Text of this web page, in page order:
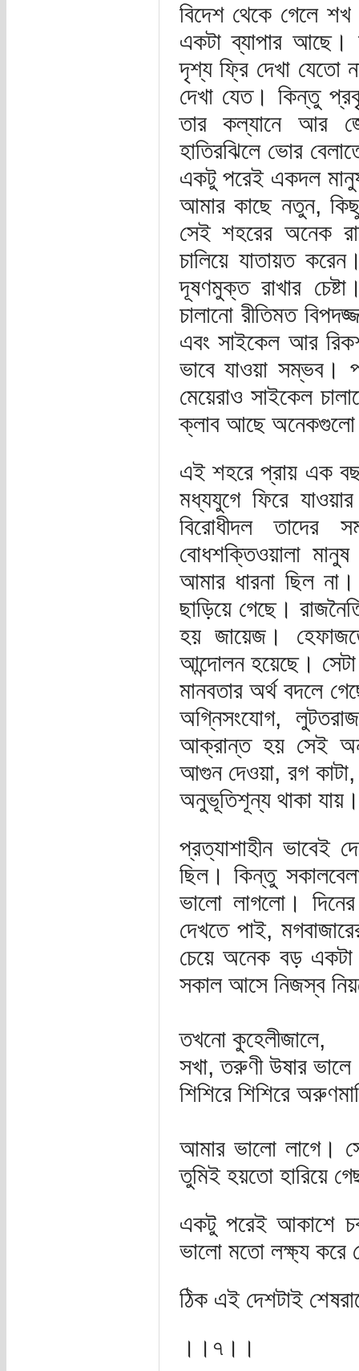
বিদেশ থেকে গেলে
একটা ব্যাপার আছে।
দৃশ্য ফ্রি দেখা যেতো
দেখা যেত। কিন্তু
তার কল্যানে আর
হাতিরঝিলে ভোর
একটু পরেই একদল
আমার কাছে নতুন,
সেই শহরের অনেক
চালিয়ে যাতায়ত
দূষণমুক্ত রাখার
চালানো রীতিমত
এবং সাইকেল আর
ভাবে যাওয়া সম্ভব।
মেয়েরাও সাইকেল
ক্লাব আছে
এই শহরে প্রায় এক
মধ্যযুগে ফিরে
বিরোধীদল তাদের
বোধশক্তিওয়ালা
আমার ধারনা ছিল
ছাড়িয়ে গেছে।
হয় জায়েজ।
আন্দোলন হয়েছে।
মানবতার অর্থ বদলে
অগ্নিসংযোগ,
আক্রান্ত হয় সেই
আগুন দেওয়া, রগ
অনুভূতিশূন্য থাকা
প্রত্যাশাহীন ভাবেই
ছিল। কিন্তু
ভালো লাগলো।
দেখতে পাই,
চেয়ে অনেক বড়
সকাল আসে নিজস্ব
তখনো কুহেলীজালে,
সখা, তরুণী উষার ভালে
শিশিরে শিশিরে
আমার ভালো লাগে।
তুমিই হয়তো হারিয়ে
একটু পরেই আকাশে
ভালো মতো লক্ষ্য করে
ঠিক এই দেশটাই
।।৭।।